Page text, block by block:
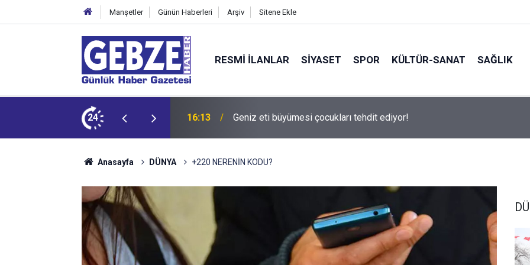
Manşetler Günün Haberleri Arşiv Sitene Ekle
RESMI İLANLAR SİYASET SPOR KÜLTÜR-SANAT SAĞLIK
24 15:27 Bilişim 500 Araştırması’nın sonuçları açıklandı
Anasayfa DÜNYA +220 NERENİN KODU?